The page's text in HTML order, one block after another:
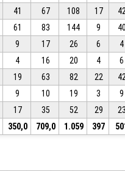
41 67 108 17 42
61 83 144 9 40
9 17 26 6 4
4 16 20 4 6
19 63 82 22 42
9 10 19 3 9
17 35 52 29 23
350,0 709,0 1.059 397